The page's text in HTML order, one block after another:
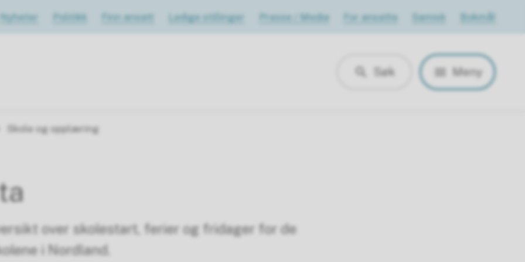
Nyheter Politikk Finn ansatt Ledige stillinger Presse / Media For ansatte Samisk Bokmål
Søk Meny
Skole og opplæring
over skolestart, ferier og fridager for de
i Nordland.